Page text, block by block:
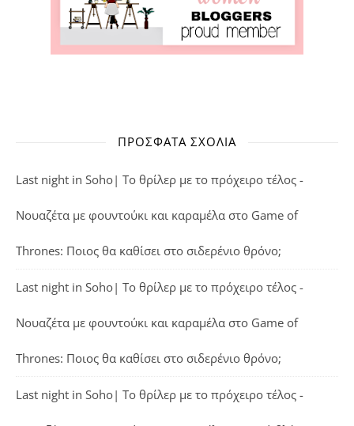
ΠΡΌΣΦΑΤΑ ΣΧΌΛΙΑ
Last night in Soho| Το θρίλερ με το πρόχειρο τέλος -
Νουαζέτα με φουντούκι και καραμέλα στο Game of
Thrones: Ποιος θα καθίσει στο σιδερένιο θρόνο;
Last night in Soho| Το θρίλερ με το πρόχειρο τέλος -
Νουαζέτα με φουντούκι και καραμέλα στο Game of
Thrones: Ποιος θα καθίσει στο σιδερένιο θρόνο;
Last night in Soho| Το θρίλερ με το πρόχειρο τέλος -